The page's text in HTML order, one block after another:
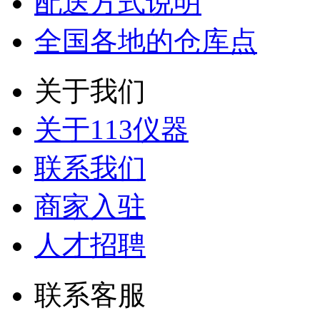
全国各地的仓库点
关于我们
关于113仪器
联系我们
商家入驻
人才招聘
联系客服